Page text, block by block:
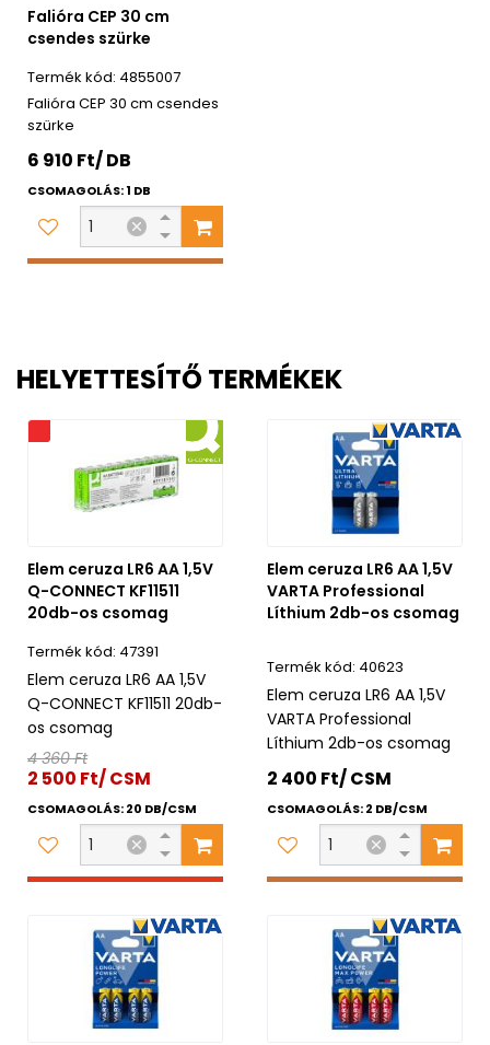
Falióra CEP 30 cm
csendes szürke
4855007
Falióra CEP 30 cm csendes
szürke
6 910 Ft/ DB
CSOMAGOLÁS: 1 DB
HELYETTESÍTŐ TERMÉKEK
Elem ceruza LR6 AA 1,5V
Q-CONNECT KF11511
20db-os csomag
47391
Elem ceruza LR6 AA 1,5V
Q-CONNECT KF11511 20db-
os csomag
4 360 Ft
2 500 Ft/ CSM
CSOMAGOLÁS: 20 DB/CSM
Elem ceruza LR6 AA 1,5V
VARTA Professional
Líthium 2db-os csomag
40623
Elem ceruza LR6 AA 1,5V
VARTA Professional
Líthium 2db-os csomag
2 400 Ft/ CSM
CSOMAGOLÁS: 2 DB/CSM